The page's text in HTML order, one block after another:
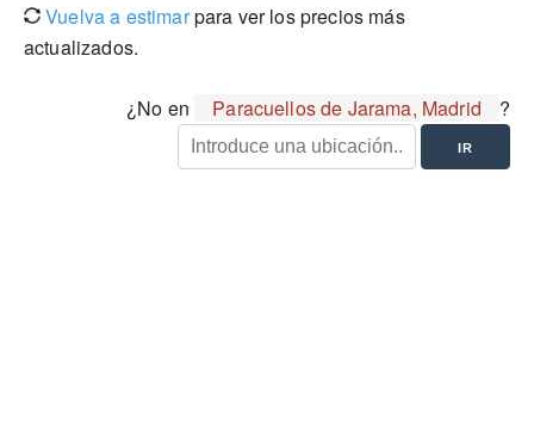
Vuelva a estimarpara ver los precios más
actualizados.
¿No en Paracuellos de Jarama, Madrid ?